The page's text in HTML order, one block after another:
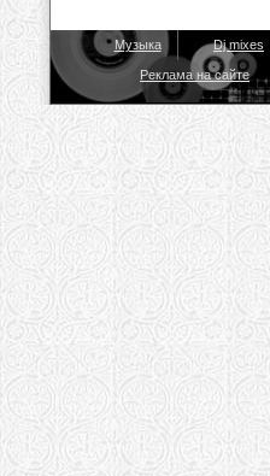
Музыка Dj mixes
Реклама на сайте